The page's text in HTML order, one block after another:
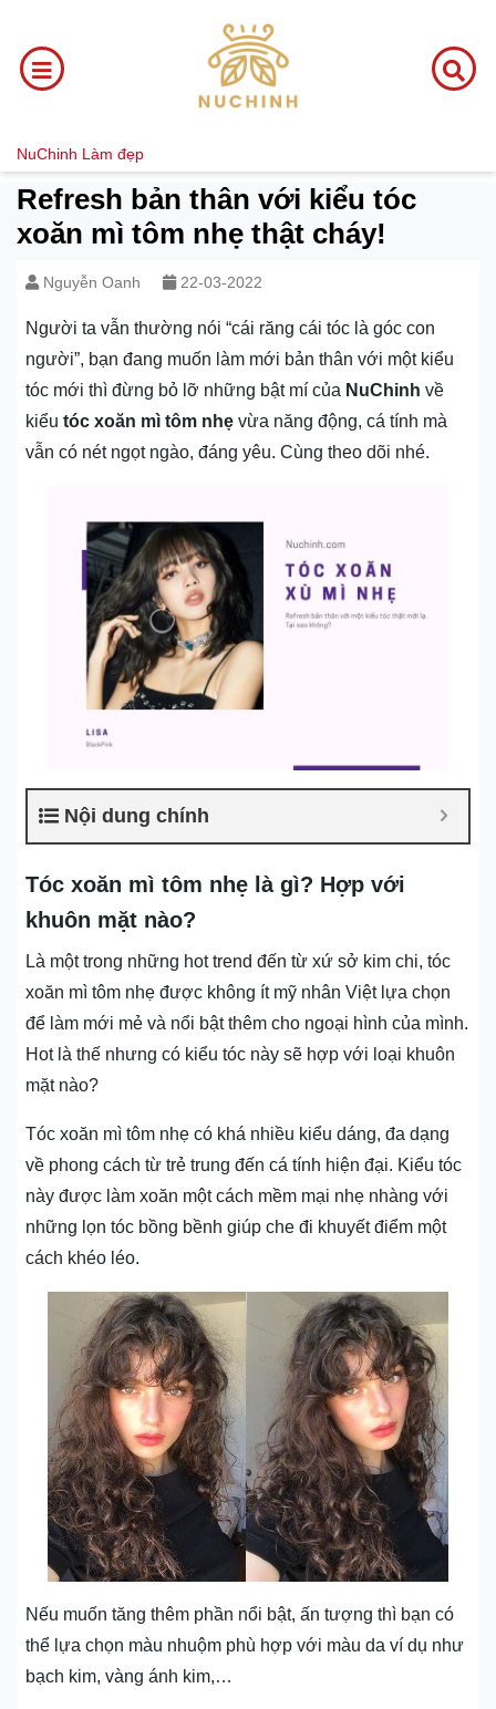
NuChinh Làm đẹp
Refresh bản thân với kiểu tóc
xoăn mì tôm nhẹ thật cháy!
Nguyễn Oanh 22-03-2022
Người ta vẫn thường nói “cái răng cái tóc là góc con
người”, bạn đang muốn làm mới bản thân với một kiểu
tóc mới thì đừng bỏ lỡ những bật mí của NuChinh về
kiểu tóc xoăn mì tôm nhẹ vừa năng động, cá tính mà
vẫn có nét ngọt ngào, đáng yêu. Cùng theo dõi nhé.
Nội dung chính
Tóc xoăn mì tôm nhẹ là gì? Hợp với
khuôn mặt nào?
Là một trong những hot trend đến từ xứ sở kim chi, tóc
xoăn mì tôm nhẹ được không ít mỹ nhân Việt lựa chọn
để làm mới mẻ và nổi bật thêm cho ngoại hình của mình.
Hot là thế nhưng có kiểu tóc này sẽ hợp với loại khuôn
mặt nào?
Tóc xoăn mì tôm nhẹ có khá nhiều kiểu dáng, đa dạng
về phong cách từ trẻ trung đến cá tính hiện đại. Kiểu tóc
này được làm xoăn một cách mềm mại nhẹ nhàng với
những lọn tóc bồng bềnh giúp che đi khuyết điểm một
cách khéo léo.
Nếu muốn tăng thêm phần nổi bật, ấn tượng thì bạn có
thể lựa chọn màu nhuộm phù hợp với màu da ví dụ như
bạch kim, vàng ánh kim,…